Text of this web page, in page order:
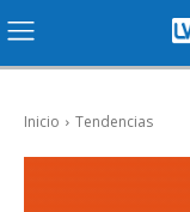
Inicio Tendencias